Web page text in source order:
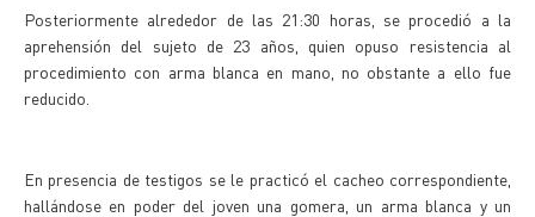
Posteriormente alrededor de las 21:30 horas, se procedió a la
aprehensión del sujeto de 23 años, quien opuso resistencia al
procedimiento con arma blanca en mano, no obstante a ello fue
reducido.
En presencia de testigos se le practicó el cacheo correspondiente,
hallándose en poder del joven una gomera, un arma blanca y un